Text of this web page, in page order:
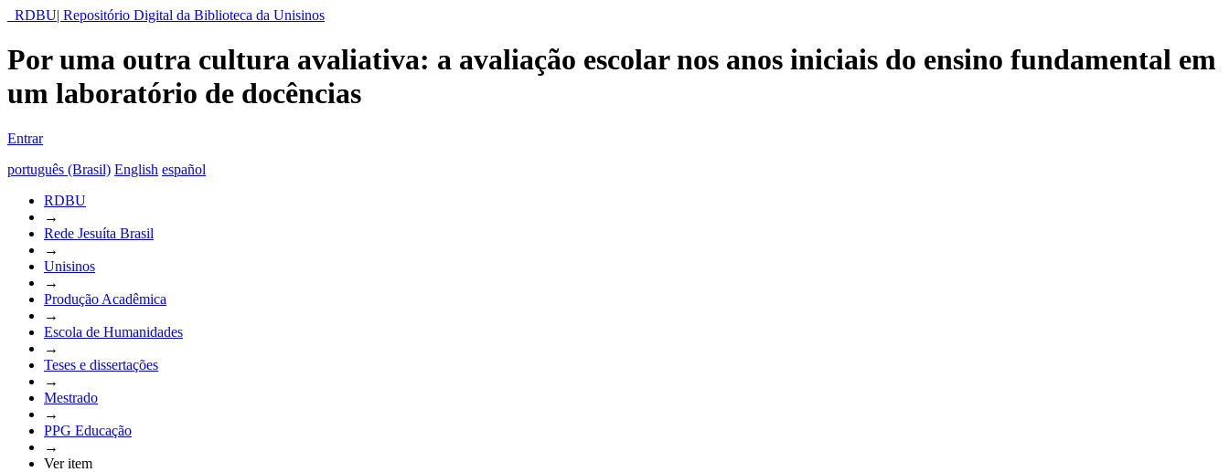
RDBU| Repositório Digital da Biblioteca da Unisinos
Por uma outra cultura avaliativa: a avaliação escolar nos anos iniciais do ensino fundamental em
um laboratório de docências
Entrar
português (Brasil) English español
RDBU
→
Rede Jesuíta Brasil
→
Unisinos
→
Produção Acadêmica
→
Escola de Humanidades
→
Teses e dissertações
→
Mestrado
→
PPG Educação
→
Ver item